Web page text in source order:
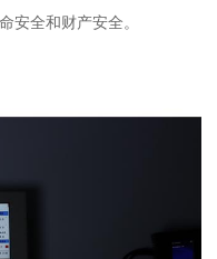
安全和财产安全。